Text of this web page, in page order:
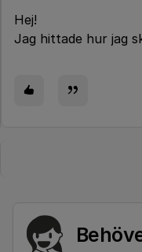
Hej!
Jag hittade hur jag